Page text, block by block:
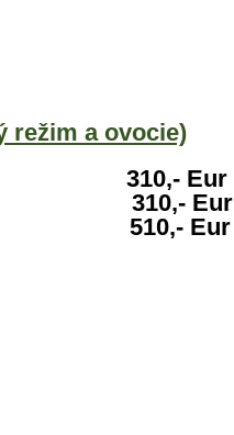
režim a ovocie)
310,- Eur
310,- Eur
510,- Eur